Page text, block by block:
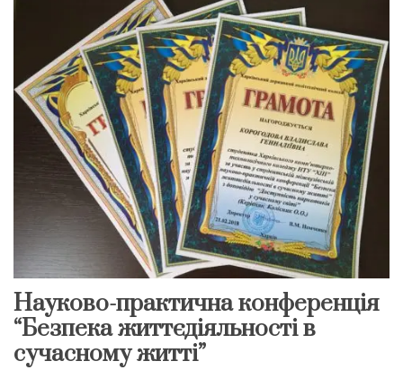
Науково-практична конференція
“Безпека життєдіяльності в
сучасному житті”